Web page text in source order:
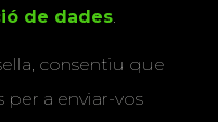
de dades.
consentiu que
a enviar-vos